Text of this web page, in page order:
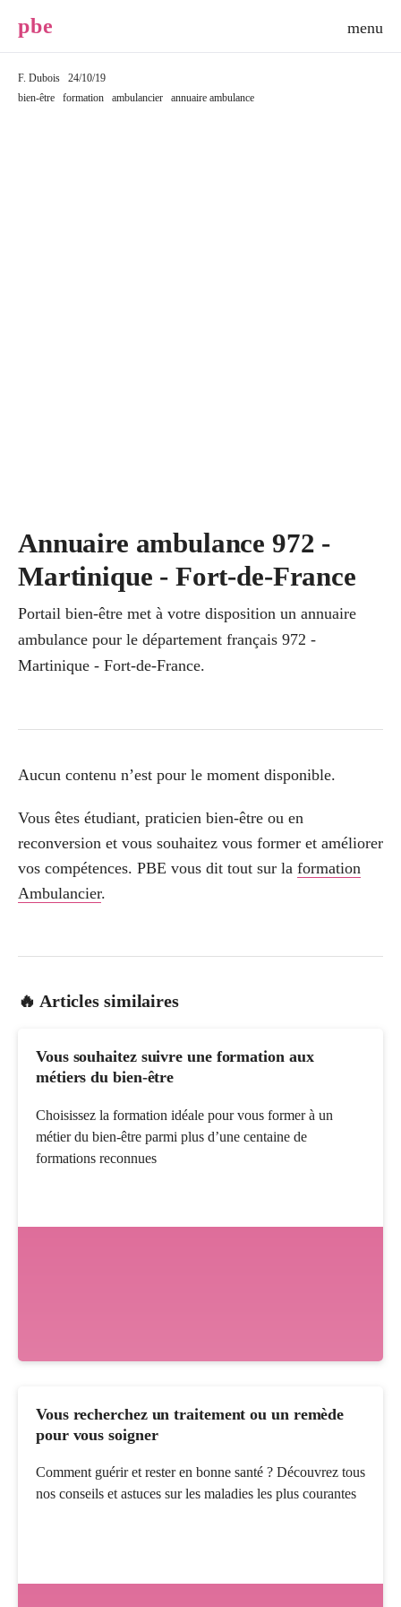
pbe
F. Dubois
24/10/19
bien-être
formation ambulancier annuaire ambulance
Annuaire ambulance 972 -
Martinique - Fort-de-France
Portail bien-être met à votre disposition un annuaire
ambulance pour le département français 972 -
Martinique - Fort-de-France.
Aucun contenu n’est pour le moment disponible.
Vous êtes étudiant, praticien bien-être ou en
reconversion et vous souhaitez vous former et améliorer
vos compétences. PBE vous dit tout sur la formation
Ambulancier.
🔥 Articles similaires
Vous souhaitez suivre une formation aux
métiers du bien-être
Choisissez la formation idéale pour vous former à un
métier du bien-être parmi plus d’une centaine de
formations reconnues
Vous recherchez un traitement ou un remède
pour vous soigner
Comment guérir et rester en bonne santé ? Découvrez tous
nos conseils et astuces sur les maladies les plus courantes